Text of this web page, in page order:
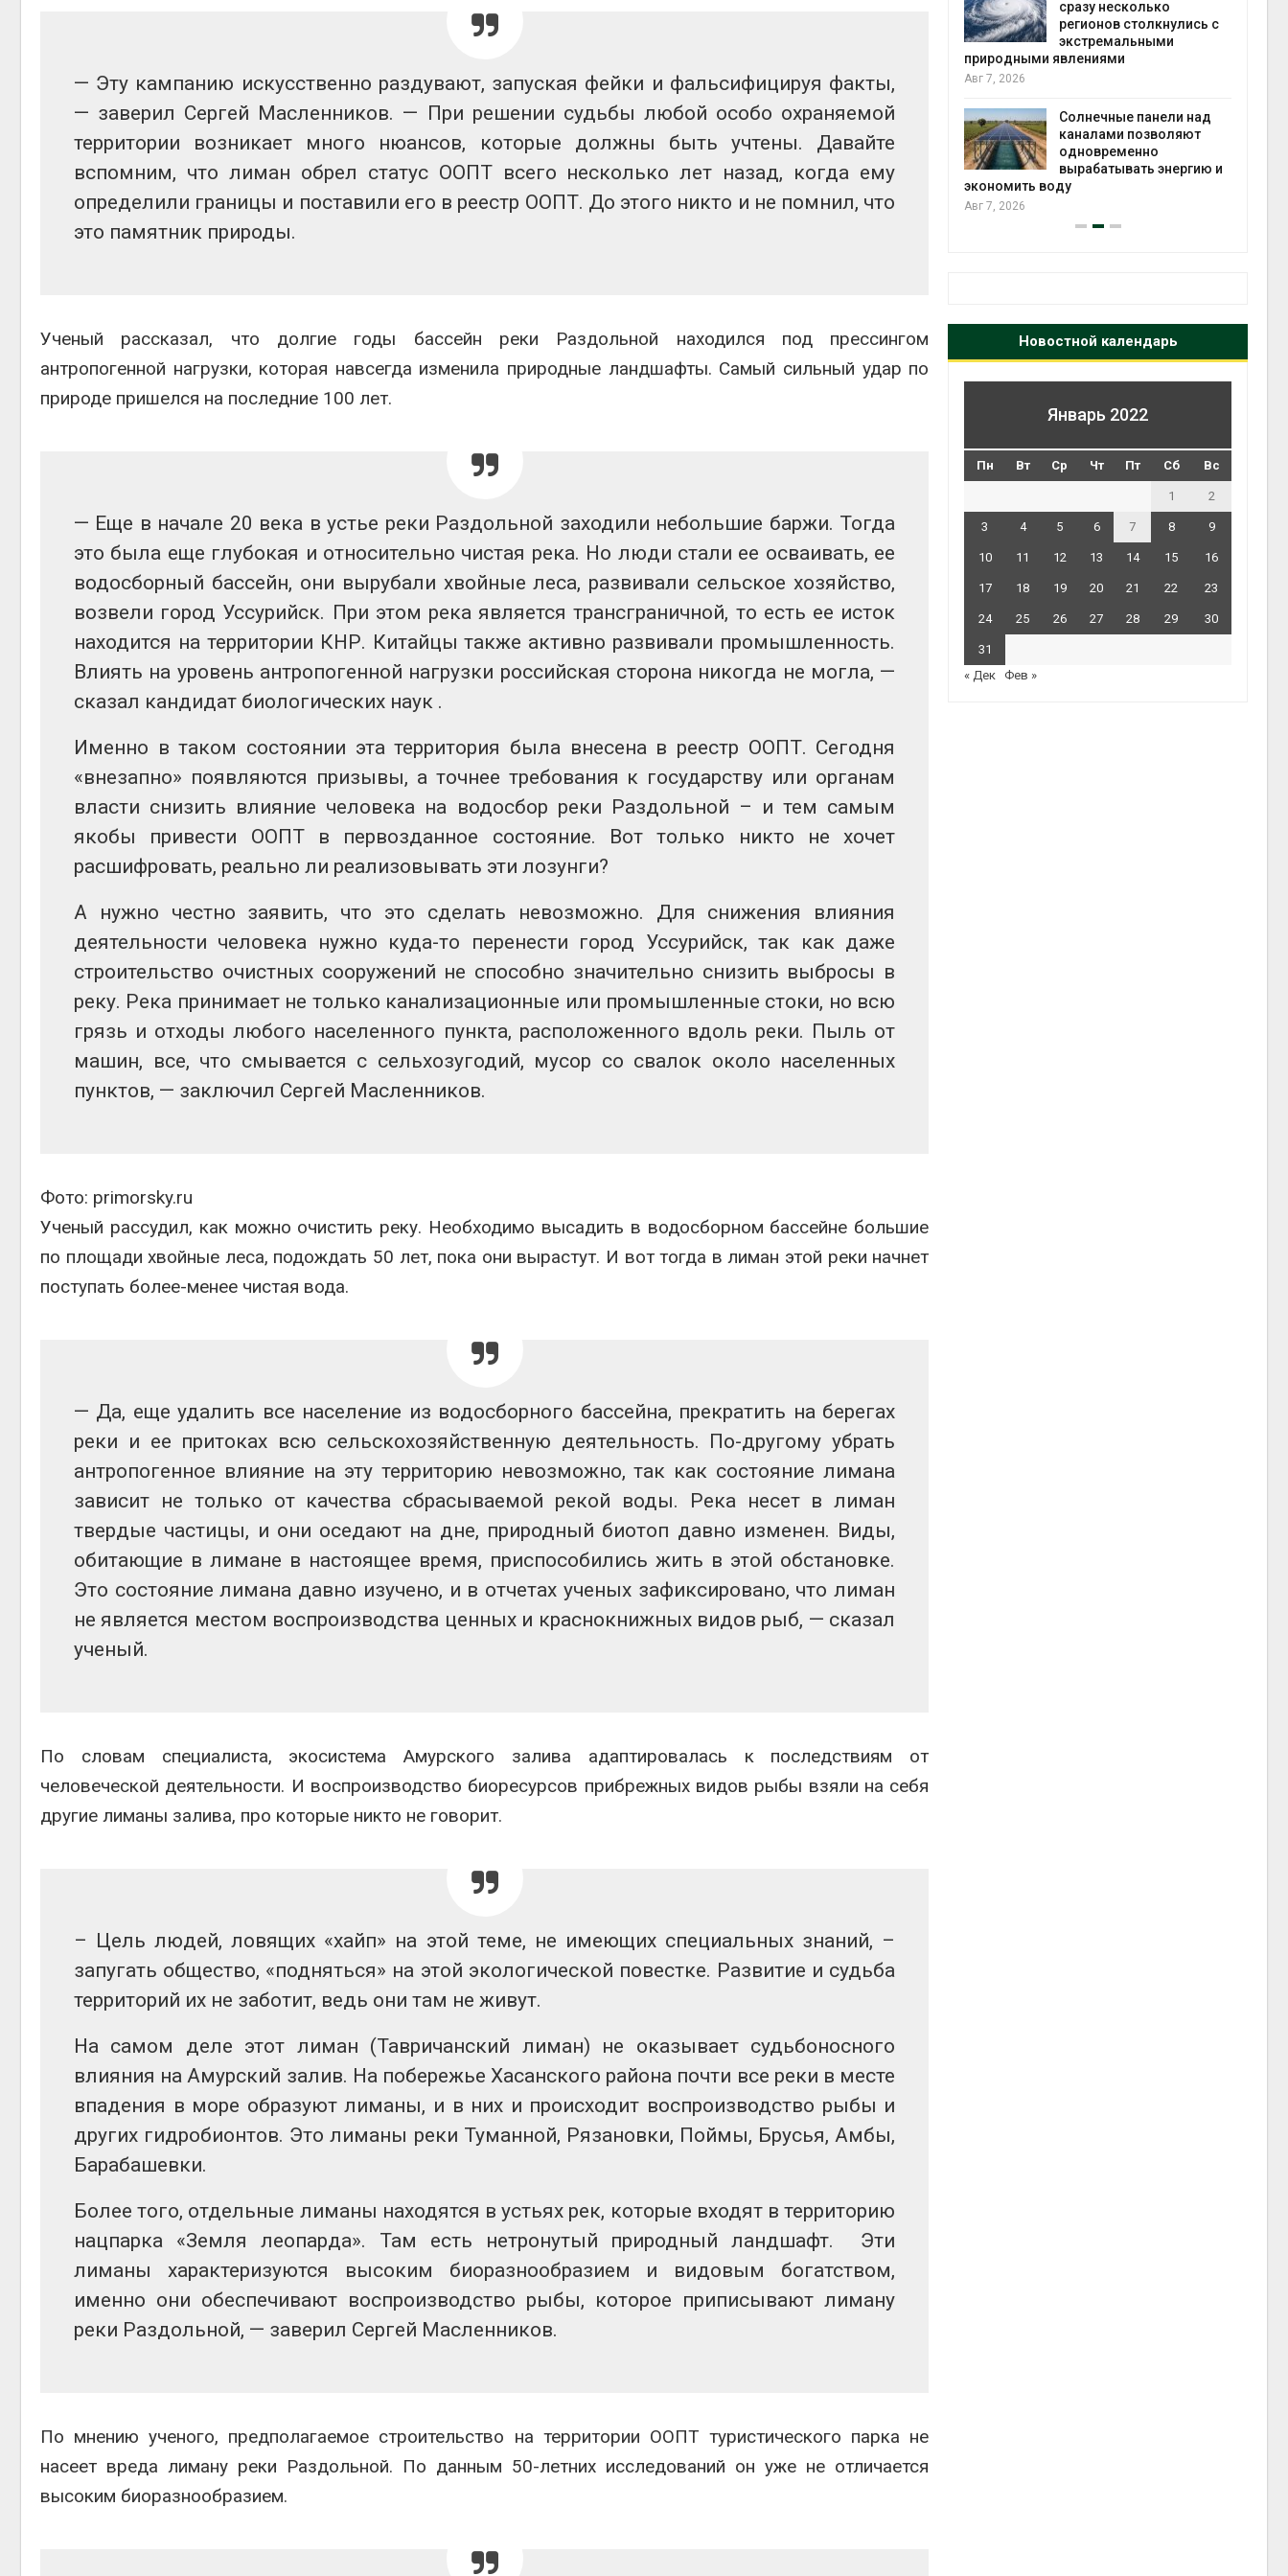
— Эту кампанию искусственно раздувают, запуская фейки и фальсифицируя факты,
— заверил Сергей Масленников. — При решении судьбы любой особо охраняемой
территории возникает много нюансов, которые должны быть учтены. Давайте
вспомним, что лиман обрел статус ООПТ всего несколько лет назад, когда ему
определили границы и поставили его в реестр ООПТ. До этого никто и не помнил, что
это памятник природы.
Ученый рассказал, что долгие годы бассейн реки Раздольной находился под прессингом
антропогенной нагрузки, которая навсегда изменила природные ландшафты. Самый сильный удар по
природе пришелся на последние 100 лет.
— Еще в начале 20 века в устье реки Раздольной заходили небольшие баржи. Тогда
это была еще глубокая и относительно чистая река. Но люди стали ее осваивать, ее
водосборный бассейн, они вырубали хвойные леса, развивали сельское хозяйство,
возвели город Уссурийск. При этом река является трансграничной, то есть ее исток
находится на территории КНР. Китайцы также активно развивали промышленность.
Влиять на уровень антропогенной нагрузки российская сторона никогда не могла, —
сказал кандидат биологических наук .
Именно в таком состоянии эта территория была внесена в реестр ООПТ. Сегодня
«внезапно» появляются призывы, а точнее требования к государству или органам
власти снизить влияние человека на водосбор реки Раздольной – и тем самым
якобы привести ООПТ в первозданное состояние. Вот только никто не хочет
расшифровать, реально ли реализовывать эти лозунги?
А нужно честно заявить, что это сделать невозможно. Для снижения влияния
деятельности человека нужно куда-то перенести город Уссурийск, так как даже
строительство очистных сооружений не способно значительно снизить выбросы в
реку. Река принимает не только канализационные или промышленные стоки, но всю
грязь и отходы любого населенного пункта, расположенного вдоль реки. Пыль от
машин, все, что смывается с сельхозугодий, мусор со свалок около населенных
пунктов, — заключил Сергей Масленников.
Фото: primorsky.ru
Ученый рассудил, как можно очистить реку. Необходимо высадить в водосборном бассейне большие
по площади хвойные леса, подождать 50 лет, пока они вырастут. И вот тогда в лиман этой реки начнет
поступать более-менее чистая вода.
— Да, еще удалить все население из водосборного бассейна, прекратить на берегах
реки и ее притоках всю сельскохозяйственную деятельность. По-другому убрать
антропогенное влияние на эту территорию невозможно, так как состояние лимана
зависит не только от качества сбрасываемой рекой воды. Река несет в лиман
твердые частицы, и они оседают на дне, природный биотоп давно изменен. Виды,
обитающие в лимане в настоящее время, приспособились жить в этой обстановке.
Это состояние лимана давно изучено, и в отчетах ученых зафиксировано, что лиман
не является местом воспроизводства ценных и краснокнижных видов рыб, — сказал
ученый.
По словам специалиста, экосистема Амурского залива адаптировалась к последствиям от
человеческой деятельности. И воспроизводство биоресурсов прибрежных видов рыбы взяли на себя
другие лиманы залива, про которые никто не говорит.
– Цель людей, ловящих «хайп» на этой теме, не имеющих специальных знаний, –
запугать общество, «подняться» на этой экологической повестке. Развитие и судьба
территорий их не заботит, ведь они там не живут.
На самом деле этот лиман (Тавричанский лиман) не оказывает судьбоносного
влияния на Амурский залив. На побережье Хасанского района почти все реки в месте
впадения в море образуют лиманы, и в них и происходит воспроизводство рыбы и
других гидробионтов. Это лиманы реки Туманной, Рязановки, Поймы, Брусья, Амбы,
Барабашевки.
Более того, отдельные лиманы находятся в устьях рек, которые входят в территорию
нацпарка «Земля леопарда». Там есть нетронутый природный ландшафт. Эти
лиманы характеризуются высоким биоразнообразием и видовым богатством,
именно они обеспечивают воспроизводство рыбы, которое приписывают лиману
реки Раздольной, — заверил Сергей Масленников.
По мнению ученого, предполагаемое строительство на территории ООПТ туристического парка не
насеет вреда лиману реки Раздольной. По данным 50-летних исследований он уже не отличается
высоким биоразнообразием.
получать питьевую воду
ветра
Авг 6, 2026
помощи для приютов
Авг 7, 2026
сразу несколько
регионов столкнулись с
экстремальными
природными явлениями
Авг 7, 2026
Солнечные панели над
каналами позволяют
одновременно
вырабатывать энергию и
экономить воду
Авг 7, 2026
Новостной календарь
Январь 2022
Пн Вт Ср Чт Пт Сб Вс
1 2
3 4 5 6 7 8 9
10 11 12 13 14 15 16
17 18 19 20 21 22 23
24 25 26 27 28 29 30
31
« Дек
Фев »